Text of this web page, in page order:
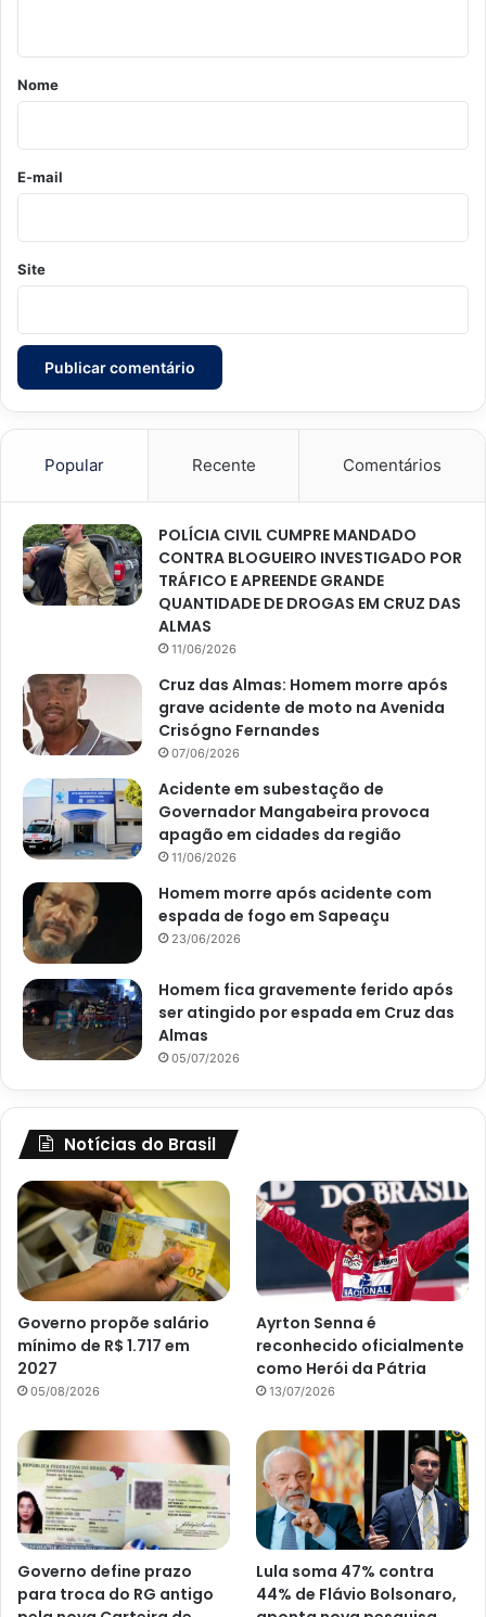
r
o
*
Nome
E-mail
Site
Popular Recente Comentários
POLÍCIA CIVIL CUMPRE MANDADO
CONTRA BLOGUEIRO INVESTIGADO POR
TRÁFICO E APREENDE GRANDE
QUANTIDADE DE DROGAS EM CRUZ DAS
ALMAS
11/06/2026
Cruz das Almas: Homem morre após
grave acidente de moto na Avenida
Crisógno Fernandes
07/06/2026
Acidente em subestação de
Governador Mangabeira provoca
apagão em cidades da região
11/06/2026
Homem morre após acidente com
espada de fogo em Sapeaçu
23/06/2026
Homem fica gravemente ferido após
ser atingido por espada em Cruz das
Almas
05/07/2026
Notícias do Brasil
Governo propõe salário
mínimo de R$ 1.717 em
2027
05/08/2026
Ayrton Senna é
reconhecido oficialmente
como Herói da Pátria
13/07/2026
Governo define prazo
para troca do RG antigo
Lula soma 47% contra
44% de Flávio Bolsonaro,